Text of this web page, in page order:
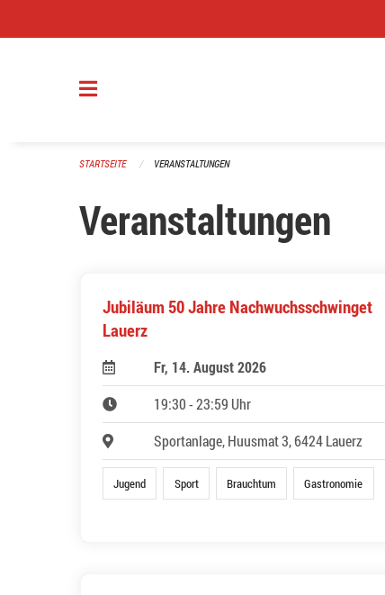
STARTSEITE VERANSTALTUNGEN
Veranstaltungen
Jubiläum 50 Jahre Nachwuchsschwinget
Lauerz
Fr, 14. August 2026
19:30 - 23:59 Uhr
Sportanlage, Huusmat 3, 6424 Lauerz
Jugend Sport Brauchtum Gastronomie